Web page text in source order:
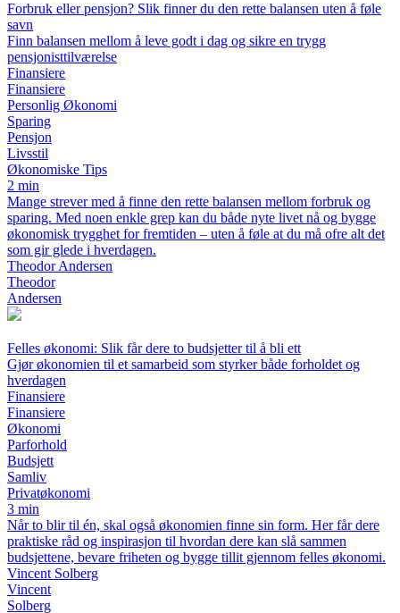
Forbruk eller pensjon? Slik finner du den rette balansen uten å føle
savn
Finn balansen mellom å leve godt i dag og sikre en trygg
pensjonisttilværelse
Finansiere
Finansiere
Personlig Økonomi
Sparing
Pensjon
Livsstil
Økonomiske Tips
2 min
Mange strever med å finne den rette balansen mellom forbruk og
sparing. Med noen enkle grep kan du både nyte livet nå og bygge
økonomisk trygghet for fremtiden – uten å føle at du må ofre alt det
som gir glede i hverdagen.
Theodor Andersen
Theodor
Andersen
Felles økonomi: Slik får dere to budsjetter til å bli ett
Gjør økonomien til et samarbeid som styrker både forholdet og
hverdagen
Finansiere
Finansiere
Økonomi
Parforhold
Budsjett
Samliv
Privatøkonomi
3 min
Når to blir til én, skal også økonomien finne sin form. Her får dere
praktiske råd og inspirasjon til hvordan dere kan slå sammen
budsjettene, bevare friheten og bygge tillit gjennom felles økonomi.
Vincent Solberg
Vincent
Solberg